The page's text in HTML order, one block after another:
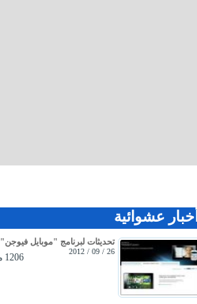
أخبار عشوائية
تحديثات لبرنامج "موبايل فيوجن"
26 / 09 / 2012
1206 مشاهدة